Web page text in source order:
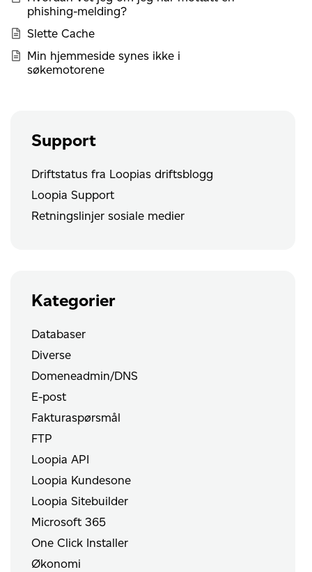
phishing-melding?
Slette Cache
Min hjemmeside synes ikke i
søkemotorene
Support
Driftstatus fra Loopias driftsblogg
Loopia Support
Retningslinjer sosiale medier
Kategorier
Databaser
Diverse
Domeneadmin/DNS
E-post
Fakturaspørsmål
FTP
Loopia API
Loopia Kundesone
Loopia Sitebuilder
Microsoft 365
One Click Installer
Økonomi